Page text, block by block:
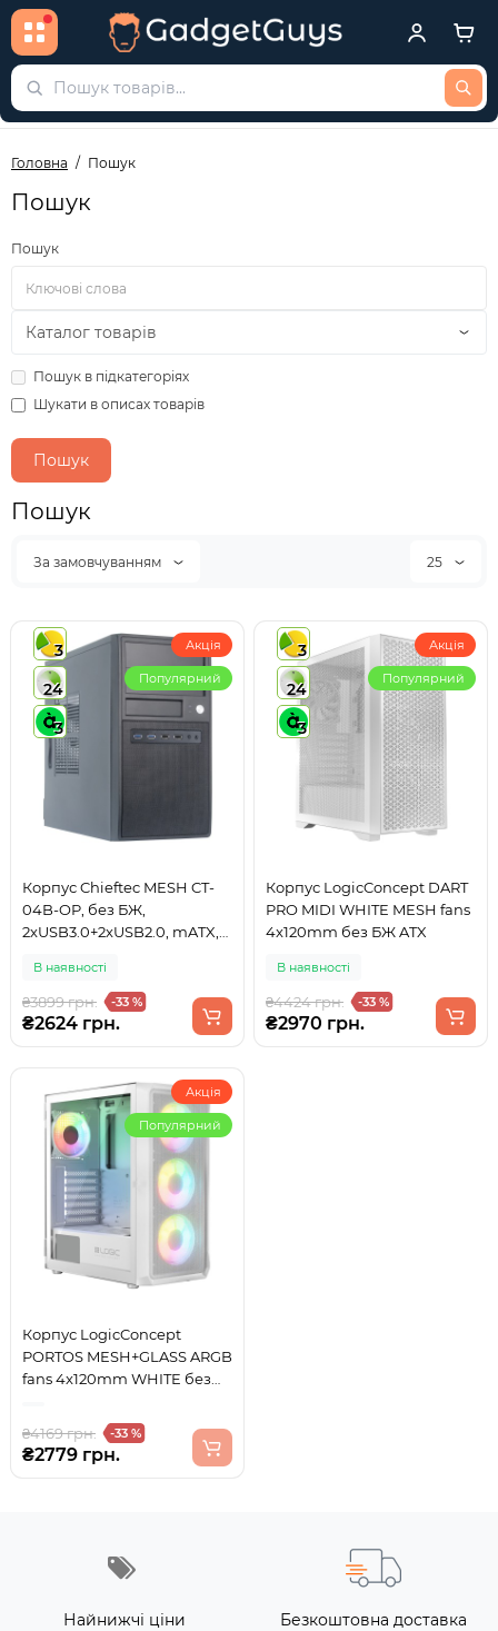
Головна Пошук
Пошук
Пошук
Пошук в підкатегоріях
Шукати в описах товарів
Пошук
За замовчуванням 25
3
24
3
Акція
Популярний
Корпус Chieftec MESH CT-
04B-OP, без БЖ,
2xUSB3.0+2xUSB2.0, mATX,
В наявності
₴3899 грн. -33 %
₴2624 грн.
3
24
3
Акція
Популярний
Корпус LogicConcept DART
PRO MIDI WHITE MESH fans
4x120mm без БЖ ATX
В наявності
₴4424 грн. -33 %
₴2970 грн.
Акція
Популярний
Корпус LogicConcept
PORTOS MESH+GLASS ARGB
fans 4x120mm WHITE без
₴4169 грн.
-33 %
₴2779 грн.
Найнижчі ціни
Безкоштовна доставка